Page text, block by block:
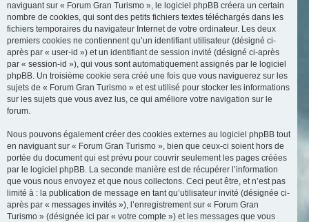
naviguant sur « Forum Gran Turismo », le logiciel phpBB créera un certain
nombre de cookies, qui sont des petits fichiers textes téléchargés dans les
fichiers temporaires du navigateur Internet de votre ordinateur. Les deux
premiers cookies ne contiennent qu’un identifiant utilisateur (désigné ci-
après par « user-id ») et un identifiant de session invité (désigné ci-après
par « session-id »), qui vous sont automatiquement assignés par le logiciel
phpBB. Un troisième cookie sera créé une fois que vous naviguerez sur les
sujets de « Forum Gran Turismo » et est utilisé pour stocker les informations
sur les sujets que vous avez lus, ce qui améliore votre navigation sur le
forum.
Nous pouvons également créer des cookies externes au logiciel phpBB tout
en naviguant sur « Forum Gran Turismo », bien que ceux-ci soient hors de
portée du document qui est prévu pour couvrir seulement les pages créées
par le logiciel phpBB. La seconde manière est de récupérer l’information
que vous nous envoyez et que nous collectons. Ceci peut être, et n’est pas
limité à : la publication de message en tant qu’utilisateur invité (désignée ci-
après par « messages invités »), l’enregistrement sur « Forum Gran
Turismo » (désignée ici par « votre compte ») et les messages que vous